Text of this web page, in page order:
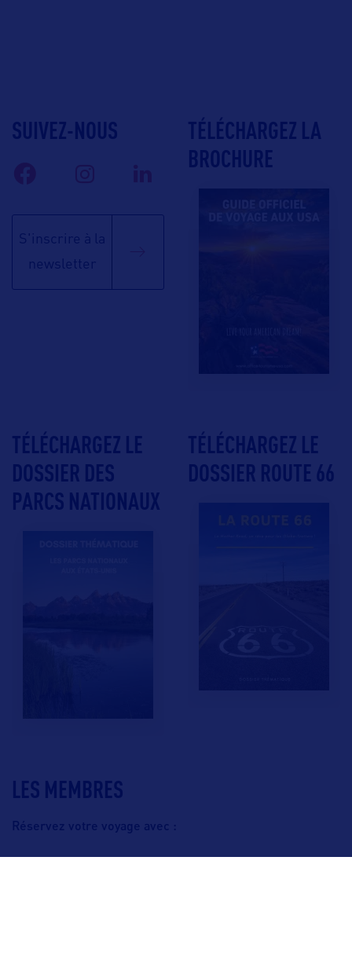
LES MEMBRES
Réservez votre voyage avec :
SUIVEZ-NOUS
S'inscrire à la
newsletter
TÉLÉCHARGEZ LA
BROCHURE
TÉLÉCHARGEZ LE
DOSSIER DES
PARCS NATIONAUX
TÉLÉCHARGEZ LE
DOSSIER ROUTE 66